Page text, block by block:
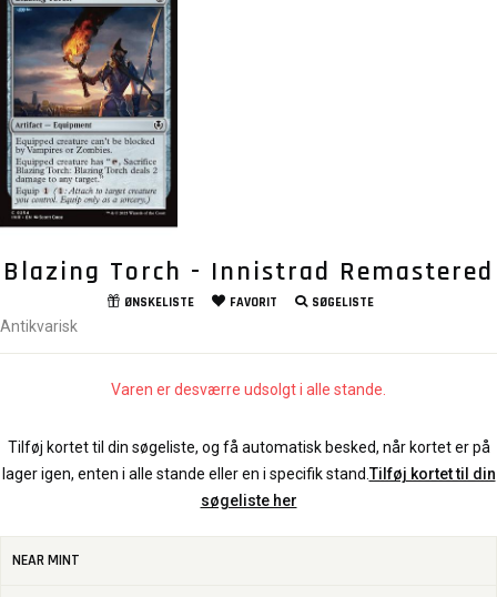
Blazing Torch - Innistrad Remastered
ØNSKELISTE FAVORIT SØGELISTE
Antikvarisk
Varen er desværre udsolgt i alle stande.
Tilføj kortet til din søgeliste, og få automatisk besked, når kortet er på
lager igen, enten i alle stande eller en i specifik stand. Tilføj kortet til din
søgeliste her
NEAR MINT